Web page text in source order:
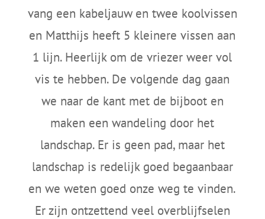
vang een kabeljauw en twee koolvissen
en Matthijs heeft 5 kleinere vissen aan
1 lijn. Heerlijk om de vriezer weer vol
vis te hebben. De volgende dag gaan
we naar de kant met de bijboot en
maken een wandeling door het
landschap. Er is geen pad, maar het
landschap is redelijk goed begaanbaar
en we weten goed onze weg te vinden.
Er zijn ontzettend veel overblijfselen